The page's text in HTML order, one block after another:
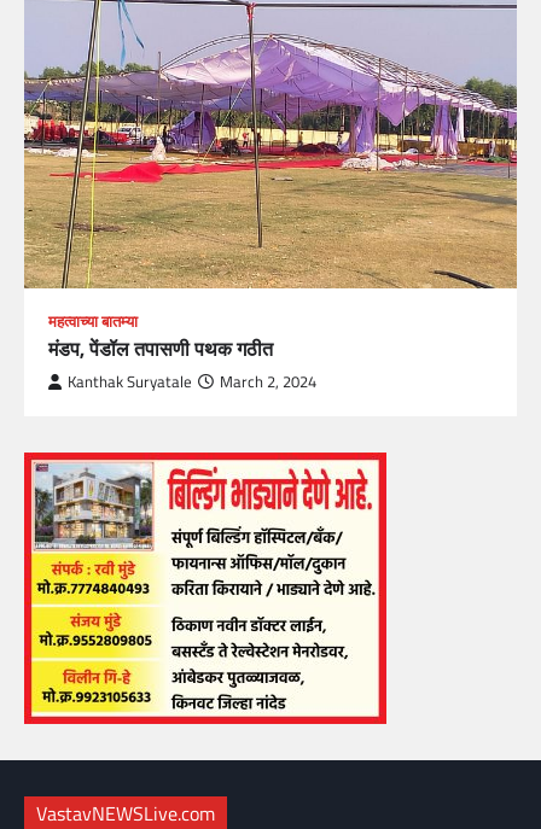
महत्वाच्या बातम्या
मंडप, पेंडॉल तपासणी पथक गठीत
Kanthak Suryatale March 2, 2024
VastavNEWSLive.com